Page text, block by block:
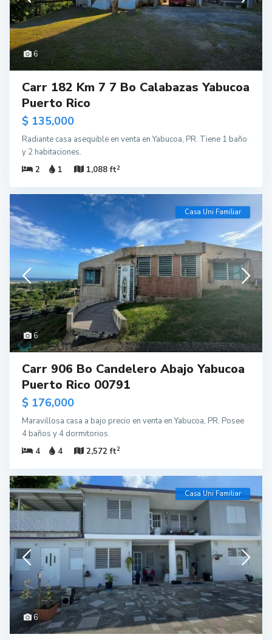
6
Carr 182 Km 7 7 Bo Calabazas Yabucoa
Puerto Rico
$ 135,000
Radiante casa asequible en venta en Yabucoa, PR. Tiene 1 baño
y 2 habitaciones.
2
1 1,088 ft2
6
Casa Uni Familiar
Carr 906 Bo Candelero Abajo Yabucoa
Puerto Rico 00791
$ 176,000
Maravillosa casa a bajo precio en venta en Yabucoa, PR. Posee
4 baños y 4 dormitorios.
4
4 2,572 ft2
6
Casa Uni Familiar